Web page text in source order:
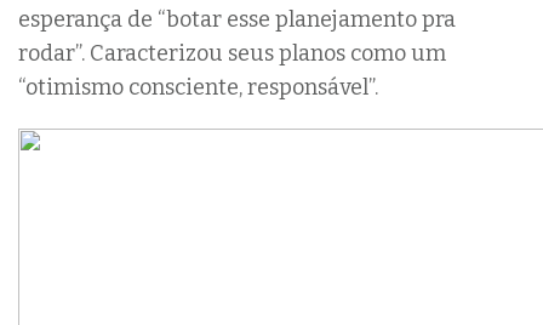
esperança de “botar esse planejamento pra
rodar”. Caracterizou seus planos como um
“otimismo consciente, responsável”.